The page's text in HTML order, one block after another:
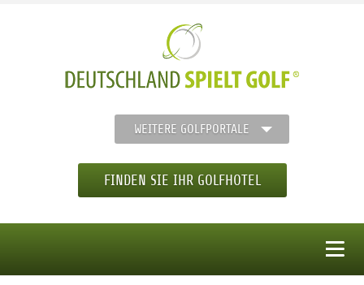
WEITERE GOLFPORTALE
FINDEN SIE IHR GOLFHOTEL